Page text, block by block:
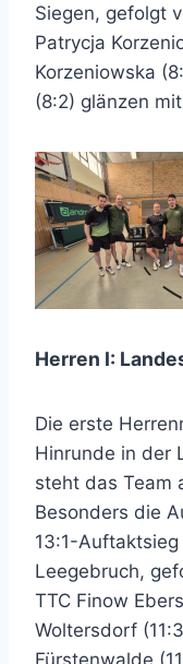
Siegen, gefolgt
Patrycja
Korzeniowska
(8:2) glänzen
Herren I:
Die erste
Hinrunde in der
steht das Team
Besonders die
13:1-
Leegebruch,
TTC Finow
Woltersdorf
Fürstenwalde